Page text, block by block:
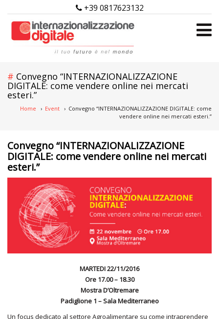
+39 0817623132
Convegno “INTERNAZIONALIZZAZIONE
DIGITALE: come vendere online nei mercati
esteri.”
Home › Event › Convegno “INTERNAZIONALIZZAZIONE DIGITALE: come
vendere online nei mercati esteri.”
Convegno “INTERNAZIONALIZZAZIONE
DIGITALE: come vendere online nei mercati
esteri.”
MARTEDI 22/11/2016
Ore 17.00 – 18.30
Mostra D’Oltremare
Padiglione 1 – Sala Mediterraneo
Un focus dedicato al settore Agroalimentare su come intraprendere